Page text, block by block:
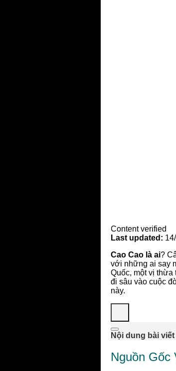
Content verified
Last updated:
Cao Cao là ai?
với những ai say
Quốc, một vị thừa
đi sâu vào cuộc
này.
Nội dung bài viết
Nguồn Gốc